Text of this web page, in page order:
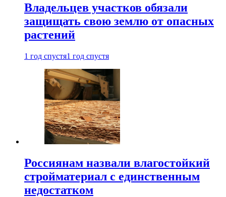
Владельцев участков обязали
защищать свою землю от опасных
растений
1 год спустя1 год спустя
Россиянам назвали влагостойкий
стройматериал с единственным
недостатком